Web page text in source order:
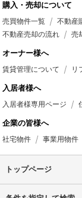
購入・売却について
売買物件一覧 不動産
不動産売却の流れ
売
オーナー様へ
賃貸管理について リ
入居者様へ
入居者様専用ページ
企業の皆様へ
社宅物件 事業用物件
トップページ